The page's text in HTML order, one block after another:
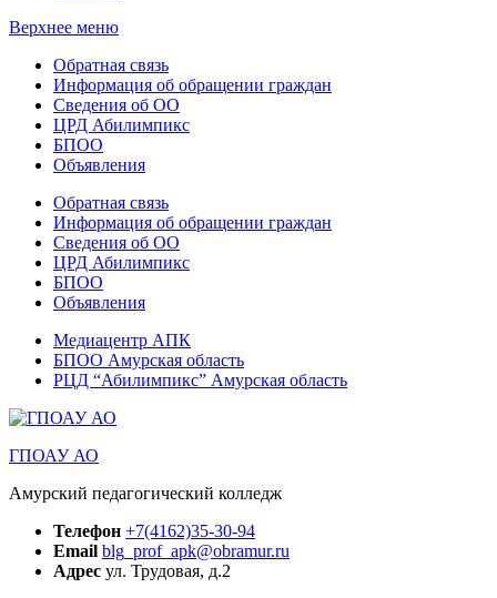
Верхнее меню
Обратная связь
Информация об обращении граждан
Сведения об ОО
ЦРД Абилимпикс
БПОО
Объявления
Обратная связь
Информация об обращении граждан
Сведения об ОО
ЦРД Абилимпикс
БПОО
Объявления
Медиацентр АПК
БПОО Амурская область
РЦД “Абилимпикс” Амурская область
ГПОАУ АО
Амурский педагогический колледж
Телефон +7(4162)35-30-94
Email blg_prof_apk@obramur.ru
Адрес ул. Трудовая, д.2